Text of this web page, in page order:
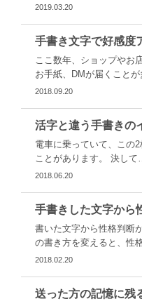
2019.03.20
手書き文字で好感度
ここ数年、ショップやお
お手紙、DMが届くこと
2018.09.20
活字と違う手書きの
電車に乗っていて、この
ことがあります。 決して…
2018.06.20
手書きした文字から
書いた文字から性格判断ができま
の書き方を変えると、性
2018.02.20
送った方の記憶に残